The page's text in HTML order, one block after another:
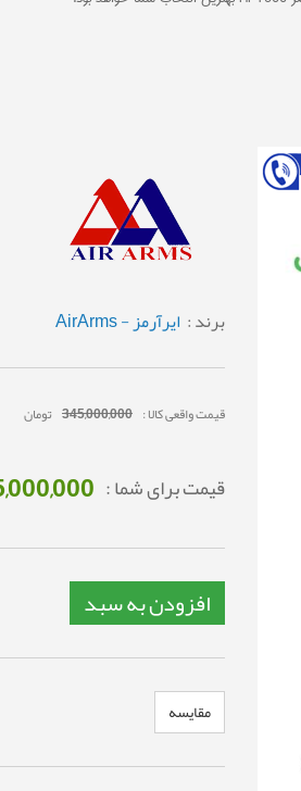
برند : ایرآرمز - AirArms
قیمت واقعی کالا : 345,000,000 تومان
قیمت برای شما :
افزودن به سبد
مقایسه